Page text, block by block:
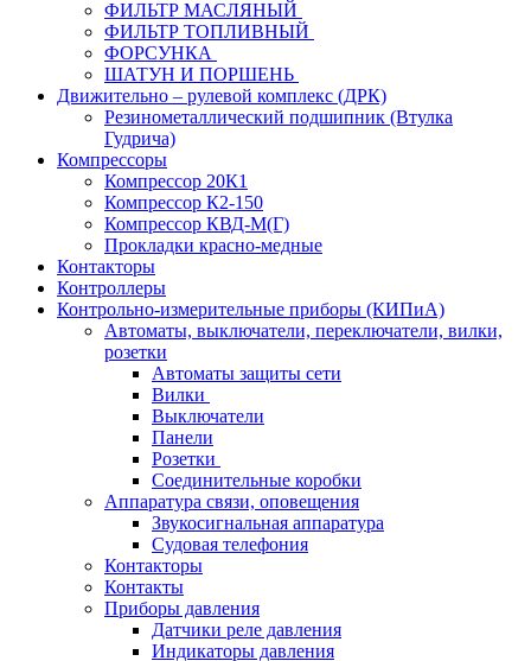
ФИЛЬТР МАСЛЯНЫЙ
ФИЛЬТР ТОПЛИВНЫЙ
ФОРСУНКА
ШАТУН И ПОРШЕНЬ
Движительно – рулевой комплекс (ДРК)
Резинометаллический подшипник (Втулка
Гудрича)
Компрессоры
Компрессор 20К1
Компрессор К2-150
Компрессор КВД-М(Г)
Прокладки красно-медные
Контакторы
Контроллеры
Контрольно-измерительные приборы (КИПиА)
Автоматы, выключатели, переключатели, вилки,
розетки
Автоматы защиты сети
Вилки
Выключатели
Панели
Розетки
Соединительные коробки
Аппаратура связи, оповещения
Звукосигнальная аппаратура
Судовая телефония
Контакторы
Контакты
Приборы давления
Датчики реле давления
Индикаторы давления